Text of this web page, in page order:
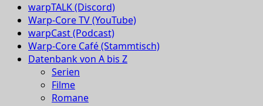
warpTALK (Discord)
Warp-Core TV (YouTube)
warpCast (Podcast)
Warp-Core Café (Stammtisch)
Datenbank von A bis Z
Serien
Filme
Romane